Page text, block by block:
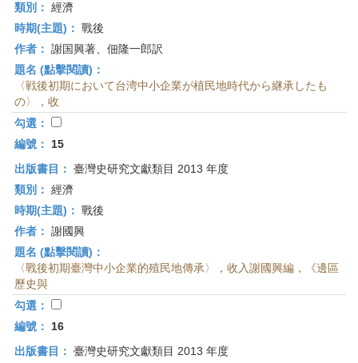
類別： 經濟
時期(主題)： 戰後
作者： 謝国興著、佃隆一郎訳
題名 (點擊閱讀)：
〈戦後初期において台湾中小企業が植民地時代から継承したも
の〉，收
勾選：
編號：
15
出版書目： 臺灣史研究文獻類目 2013 年度
類別： 經濟
時期(主題)： 戰後
作者： 謝國興
題名 (點擊閱讀)：
〈戰後初期臺灣中小企業的殖民地傳承〉，收入謝國興編，《邊區
歷史與
勾選：
編號：
16
出版書目： 臺灣史研究文獻類目 2013 年度